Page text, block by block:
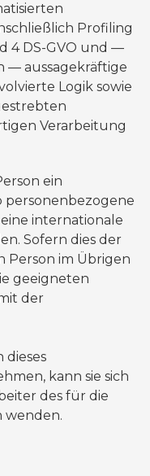
Profiling
4 DS-GVO und —
— aussagekräftige
Logik sowie
Verarbeitung
ein
internationale
Sofern dies der
Person im Übrigen
geeigneten
der
dieses
kann sie sich
des für die
wenden.